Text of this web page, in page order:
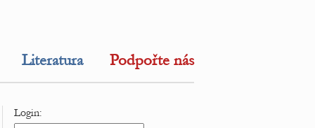
Literatura Podpořte nás
Login: